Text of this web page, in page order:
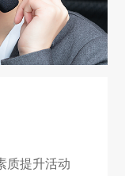
质提升活动